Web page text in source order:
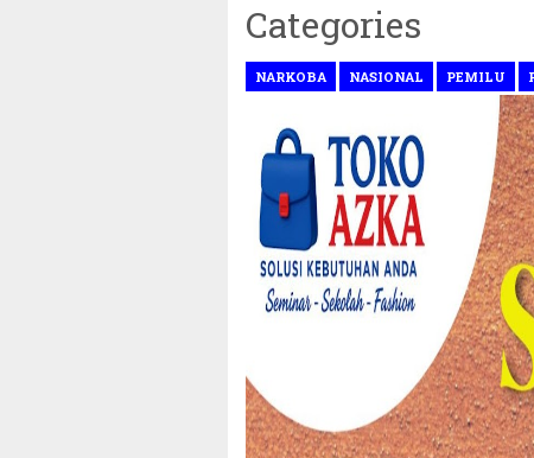
Categories
NARKOBA NASIONAL PEMILU
~||~ Muhammadiyah Tetapkan 1 Ramadhan 1446